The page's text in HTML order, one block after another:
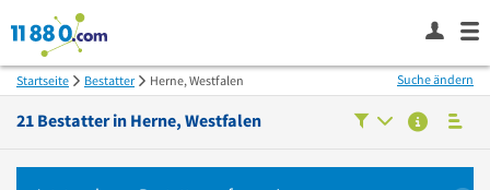
Startseite Bestatter Herne, Westfalen
21 Bestatter in Herne, Westfalen
Suche ändern